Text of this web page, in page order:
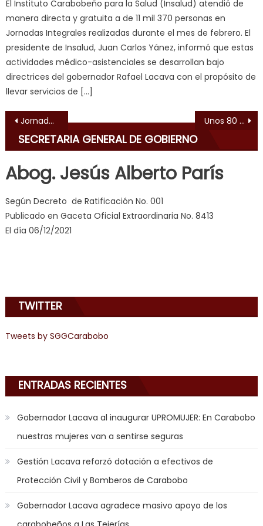
ल
म
य
भ
ह,
indian
erotic
videos
pono
sinful
angel
emily
anal
i
the
mood
play
game
you
El Instituto Carabobeño para la Salud (Insalud) atendió de
manera directa y gratuita a de 11 mil 370 personas en
Jornadas Integrales realizadas durante el mes de febrero. El
presidente de Insalud, Juan Carlos Yánez, informó que estas
actividades médico-asistenciales se desarrollan bajo
directrices del gobernador Rafael Lacava con el propósito de
llevar servicios de […]
Navegación de entradas
Jornadas integrales de Insalud beneficiaron a más de 11 mil carabobeños Unos 80 pedalistas corrieron el tradicional Clásico valenciano “Richard Ochoa”
SECRETARIA GENERAL DE GOBIERNO
Abog. Jesús Alberto París
Según Decreto de Ratificación No. 001
Publicado en Gaceta Oficial Extraordinaria No. 8413
El día 06/12/2021
TWITTER
Tweets by SGGCarabobo
ENTRADAS RECIENTES
Gobernador Lacava al inaugurar UPROMUJER: En Carabobo
nuestras mujeres van a sentirse seguras
Gestión Lacava reforzó dotación a efectivos de
Protección Civil y Bomberos de Carabobo
Gobernador Lacava agradece masivo apoyo de los